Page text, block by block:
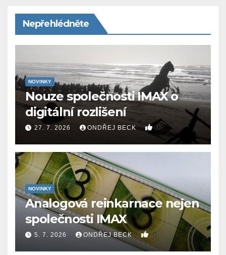
Nepřehlédněte
NOVINKY
Nouze společnosti IMAX o
digitální rozlišení
27. 7. 2026 ONDŘEJ BECK 0
NOVINKY
Analogová reinkarnace nejen
společnosti IMAX
5. 7. 2026 ONDŘEJ BECK 0